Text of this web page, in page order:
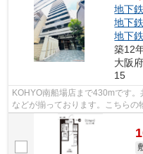
地下
地下
地下
築12
大阪府
15
KOHYO南船場店まで430mです
などが揃っております。こちらの
の物件なら景色もバッチリです。